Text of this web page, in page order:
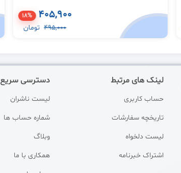
405,900
18%
495,000 تومان
لینک های مرتبط
حساب کاربری
تاریخچه سفارشات
لیست دلخواه
اشتراک خبرنامه
دسترسی سریع
لیست ناشران
شماره حساب ها
وبلاگ
همکاری با ما